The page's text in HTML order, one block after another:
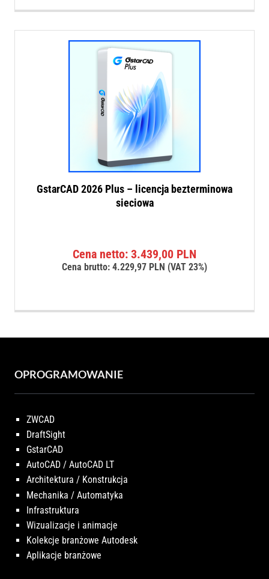
GstarCAD 2026 Plus – licencja bezterminowa
sieciowa
Cena netto:3.439,00 PLN
Cena brutto:4.229,97 PLN (VAT 23%)
OPROGRAMOWANIE
ZWCAD
DraftSight
GstarCAD
AutoCAD / AutoCAD LT
Architektura / Konstrukcja
Mechanika / Automatyka
Infrastruktura
Wizualizacje i animacje
Kolekcje branżowe Autodesk
Aplikacje branżowe